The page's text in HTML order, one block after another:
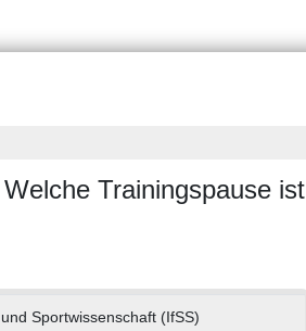
Trainingspause ist
Sportwissenschaft (IfSS)